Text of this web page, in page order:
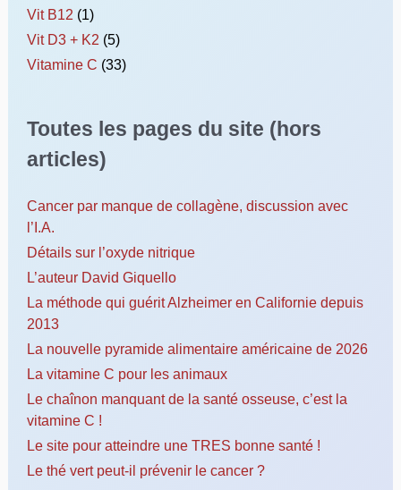
Vit B12 (1)
Vit D3 + K2 (5)
Vitamine C (33)
Toutes les pages du site (hors
articles)
Cancer par manque de collagène, discussion avec
l’I.A.
Détails sur l’oxyde nitrique
L’auteur David Giquello
La méthode qui guérit Alzheimer en Californie depuis
2013
La nouvelle pyramide alimentaire américaine de 2026
La vitamine C pour les animaux
Le chaînon manquant de la santé osseuse, c’est la
vitamine C !
Le site pour atteindre une TRES bonne santé !
Le thé vert peut-il prévenir le cancer ?